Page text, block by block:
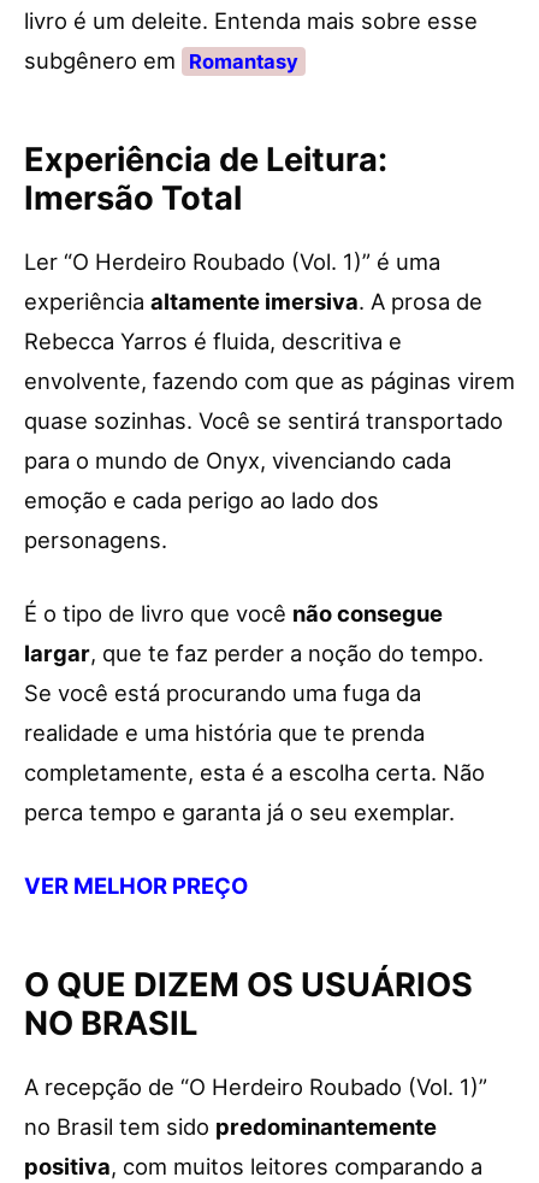
livro é um deleite. Entenda mais sobre esse
subgênero em
Romantasy
Experiência de Leitura:
Imersão Total
Ler “O Herdeiro Roubado (Vol. 1)” é uma
experiência altamente imersiva. A prosa de
Rebecca Yarros é fluida, descritiva e
envolvente, fazendo com que as páginas virem
quase sozinhas. Você se sentirá transportado
para o mundo de Onyx, vivenciando cada
emoção e cada perigo ao lado dos
personagens.
É o tipo de livro que você não consegue
largar, que te faz perder a noção do tempo.
Se você está procurando uma fuga da
realidade e uma história que te prenda
completamente, esta é a escolha certa. Não
perca tempo e garanta já o seu exemplar.
VER MELHOR PREÇO
O QUE DIZEM OS USUÁRIOS
NO BRASIL
A recepção de “O Herdeiro Roubado (Vol. 1)”
no Brasil tem sido predominantemente
positiva, com muitos leitores comparando a